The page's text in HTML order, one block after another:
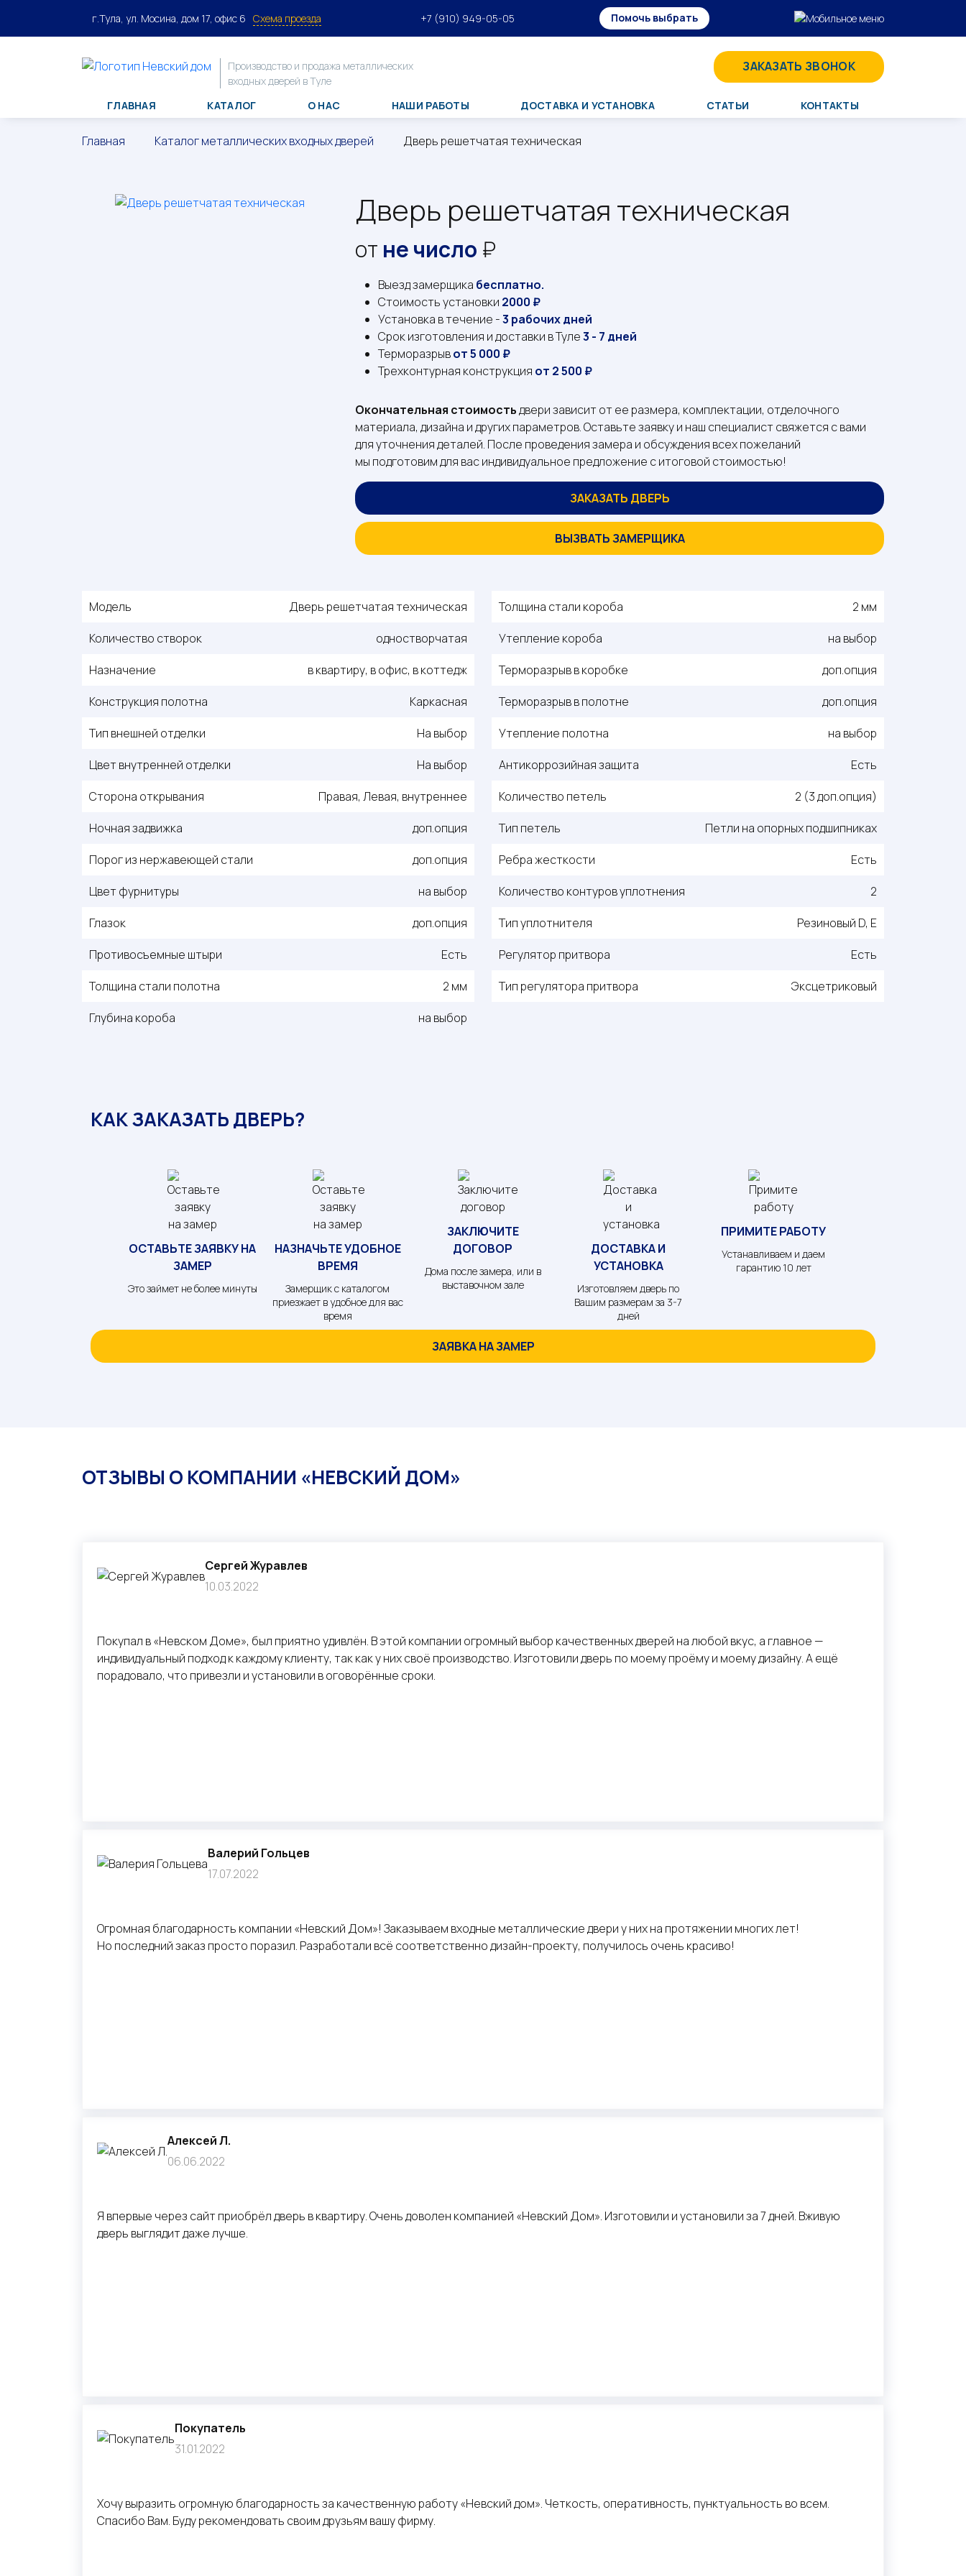
г.Тула, ул. Мосина, дом 17, офис 6 Схема проезда +7 (910) 949-05-05 Помочь выбрать
Производство и продажа металлических
входных дверей в Туле
ЗАКАЗАТЬ ЗВОНОК
ГЛАВНАЯ КАТАЛОГ О НАС НАШИ РАБОТЫ ДОСТАВКА И УСТАНОВКА СТАТЬИ КОНТАКТЫ
Главная Каталог металлических входных дверей Дверь решетчатая техническая
Дверь решетчатая техническая
от не число ₽
Выезд замерщика бесплатно.
Стоимость установки 2000 ₽
Установка в течение -3 рабочих дней
Срок изготовления и доставки в Туле3 - 7 дней
Терморазрывот 5 000 ₽
Трехконтурная конструкция от 2 500 ₽
Окончательная стоимостьдвери зависит от ее размера, комплектации, отделочного
материала, дизайна и других параметров. Оставьте заявку и наш специалист свяжется с вами
для уточнения деталей. После проведения замера и обсуждения всех пожеланий
мы подготовим для вас индивидуальное предложение с итоговой стоимостью!
ЗАКАЗАТЬ ДВЕРЬ
ВЫЗВАТЬ ЗАМЕРЩИКА
Модель
Дверь решетчатая техническая
Количество створок
одностворчатая
Назначение
в квартиру, в офис, в коттедж
Конструкция полотна
Каркасная
Тип внешней отделки
На выбор
Цвет внутренней отделки
На выбор
Сторона открывания
Правая, Левая, внутреннее
Ночная задвижка
доп.опция
Порог из нержавеющей стали
доп.опция
Цвет фурнитуры
на выбор
Глазок
доп.опция
Противосъемные штыри
Есть
Толщина стали полотна
2 мм
Глубина короба
на выбор
Толщина стали короба
2 мм
Утепление короба
на выбор
Терморазрыв в коробке
доп.опция
Терморазрыв в полотне
доп.опция
Утепление полотна
на выбор
Антикоррозийная защита
Есть
Количество петель
2 (3 доп.опция)
Тип петель
Петли на опорных подшипниках
Ребра жесткости
Есть
Количество контуров уплотнения
2
Тип уплотнителя
Резиновый D, E
Регулятор притвора
Есть
Тип регулятора притвора
Эксцетриковый
КАК ЗАКАЗАТЬ ДВЕРЬ?
ОСТАВЬТЕ ЗАЯВКУ НА
ЗАМЕР
Это займет не более минуты
НАЗНАЧЬТЕ УДОБНОЕ
ВРЕМЯ
Замерщик с каталогом
приезжает в удобное для вас
время
ЗАКЛЮЧИТЕ
ДОГОВОР
Дома после замера, или в
выставочном зале
ДОСТАВКА И
УСТАНОВКА
Изготовляем дверь по
Вашим размерам за 3-7
дней
ПРИМИТЕ РАБОТУ
Устанавливаем и даем
гарантию 10 лет
ЗАЯВКА НА ЗАМЕР
ОТЗЫВЫ О КОМПАНИИ «НЕВСКИЙ ДОМ»
Cергей Журавлев
10.03.2022
Покупал в «Невском Доме», был приятно удивлён. В этой компании огромный выбор качественных дверей на любой вкус, а главное —
индивидуальный подход к каждому клиенту, так как у них своё производство. Изготовили дверь по моему проёму и моему дизайну. А ещё
порадовало, что привезли и установили в оговорённые сроки.
Валерий Гольцев
17.07.2022
Огромная благодарность компании «Невский Дом»! Заказываем входные металлические двери у них на протяжении многих лет!
Но последний заказ просто поразил. Разработали всё соответственно дизайн-проекту, получилось очень красиво!
Алексей Л.
06.06.2022
Я впервые через сайт приобрёл дверь в квартиру. Очень доволен компанией «Невский Дом». Изготовили и установили за 7 дней. Вживую
дверь выглядит даже лучше.
Покупатель
31.01.2022
Хочу выразить огромную благодарность за качественную работу «Невский дом». Четкость, оперативность, пунктуальность во всем.
Спасибо Вам. Буду рекомендовать своим друзьям вашу фирму.